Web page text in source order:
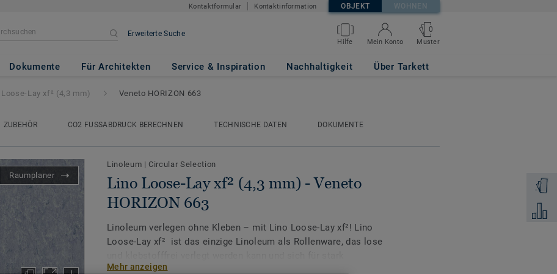
Kontaktformular Kontaktinformation OBJEKT WOHNEN
Erweiterte Suche
Hilfe Mein Konto
0
Muster
Dokumente Für Architekten Service & Inspiration Nachhaltigkeit Über Tarkett
(4,3 mm) - Veneto HORIZON 663
Zum
Lay xf² (4,3 mm) Veneto HORIZON 663
ZUBEHÖR CO2 FUSSABDRUCK BERECHNEN TECHNISCHE DATEN
DOKUMENTE
Raumplaner
Linoleum | Circular Selection
Lino Loose-Lay xf² (4,3 mm) - Veneto
HORIZON 663
Linoleum verlegen ohne Kleben – mit Lino Loose-Lay xf²! Lino
Loose-Lay xf² ist das einzige Linoleum als Rollenware, das lose
frequentierte Bereiche im gewerblichen und öffentlichen Bereich,
Mehr anzeigen